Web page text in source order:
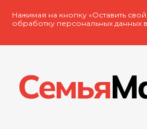
Нажимая на кнопку «Оставить
обработку персональных данных в